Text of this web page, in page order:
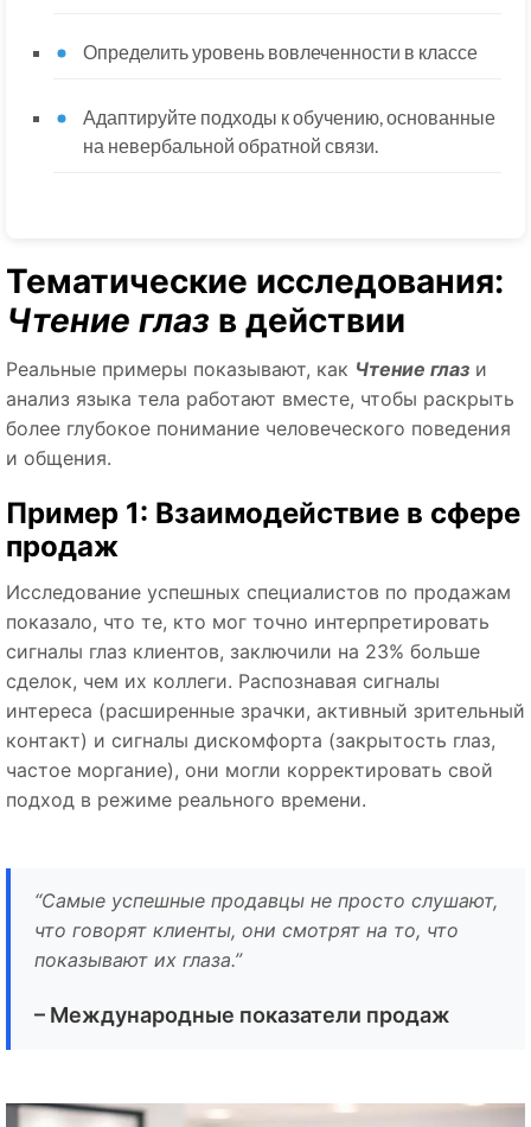
Определить уровень вовлеченности в классе
Адаптируйте подходы к обучению, основанные
на невербальной обратной связи.
Тематические исследования:
Чтение глаз в действии
Реальные примеры показывают, как Чтение глаз и
анализ языка тела работают вместе, чтобы раскрыть
более глубокое понимание человеческого поведения
и общения.
Пример 1: Взаимодействие в сфере
продаж
Исследование успешных специалистов по продажам
показало, что те, кто мог точно интерпретировать
сигналы глаз клиентов, заключили на 23% больше
сделок, чем их коллеги. Распознавая сигналы
интереса (расширенные зрачки, активный зрительный
контакт) и сигналы дискомфорта (закрытость глаз,
частое моргание), они могли корректировать свой
подход в режиме реального времени.
“Самые успешные продавцы не просто слушают,
что говорят клиенты, они смотрят на то, что
показывают их глаза.”
– Международные показатели продаж